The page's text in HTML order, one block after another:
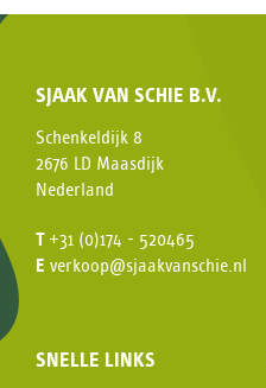
SJAAK VAN SCHIE B.V.
Schenkeldijk 8
2676 LD Maasdijk
Nederland
T +31 (0)174 - 520465
E verkoop@sjaakvanschie.nl
SNELLE LINKS